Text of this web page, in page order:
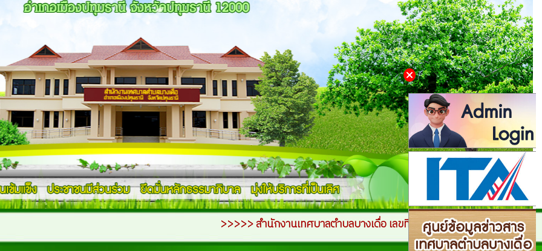
>>>>> สำนักงานเทศบาลตำบลบางเดื่อ เลขที่ 39 หมู่ 3 ตำบลบางเดื่อ อำเภอเมืองปทุมธานี จังหวั